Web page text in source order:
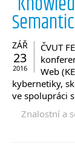
ZÁŘ
23
2016
ČVUT
Web
kybernetiky,
ve spolupráci
Znalostní a